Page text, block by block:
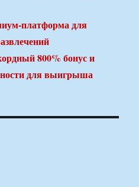
платформа для
800% бонус и
для выигрыша